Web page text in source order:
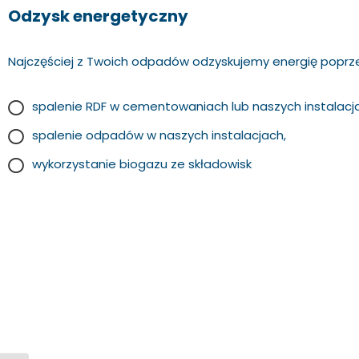
Odzysk energetyczny
Najczęściej z Twoich odpadów odzyskujemy energię
spalenie RDF w cementowaniach lub naszych
spalenie odpadów w naszych instalacjach,
wykorzystanie biogazu ze składowisk